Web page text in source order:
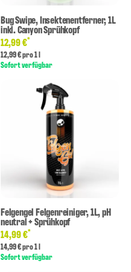
Bug Swipe, Insektenentferner, 1L
inkl. Canyon Sprühkopf
12,99 €*
12,99 € pro 1 l
Sofort verfügbar
Felgengel Felgenreiniger, 1L, pH
neutral + Sprühkopf
14,99 €*
14,99 € pro 1 l
Sofort verfügbar